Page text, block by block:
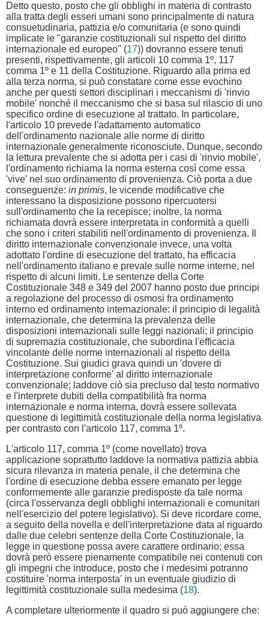
Detto questo, posto che gli obblighi in materia di contrasto
alla tratta degli esseri umani sono principalmente di natura
consuetudinaria, pattizia e/o comunitaria (e sono quindi
implicate le "garanzie costituzionali sul rispetto del diritto
internazionale ed europeo" (17)) dovranno essere tenuti
presenti, rispettivamente, gli articoli 10 comma 1º, 117
comma 1º e 11 della Costituzione. Riguardo alla prima ed
alla terza norma, si può constatare come esse evochino
anche per questi settori disciplinari i meccanismi di 'rinvio
mobile' nonché il meccanismo che si basa sul rilascio di uno
specifico ordine di esecuzione al trattato. In particolare,
l'articolo 10 prevede l'adattamento automatico
dell'ordinamento nazionale alle norme di diritto
internazionale generalmente riconosciute. Dunque, secondo
la lettura prevalente che si adotta per i casi di 'rinvio mobile',
l'ordinamento richiama la norma esterna così come essa
'vive' nel suo ordinamento di provenienza. Ciò porta a due
conseguenze: in primis, le vicende modificative che
interessano la disposizione possono ripercuotersi
sull'ordinamento che la recepisce; inoltre, la norma
richiamata dovrà essere interpretata in conformità a quelli
che sono i criteri stabiliti nell'ordinamento di provenienza. Il
diritto internazionale convenzionale invece, una volta
adottato l'ordine di esecuzione del trattato, ha efficacia
nell'ordinamento italiano e prevale sulle norme interne, nel
rispetto di alcuni limiti. Le sentenze della Corte
Costituzionale 348 e 349 del 2007 hanno posto due principi
a regolazione del processo di osmosi fra ordinamento
interno ed ordinamento internazionale: il principio di legalità
internazionale, che determina la prevalenza delle
disposizioni internazionali sulle leggi nazionali; il principio
di supremazia costituzionale, che subordina l'efficacia
vincolante delle norme internazionali al rispetto della
Costituzione. Sui giudici grava quindi un 'dovere di
interpretazione conforme' al diritto internazionale
convenzionale; laddove ciò sia precluso dal testo normativo
e l'interprete dubiti della compatibilità fra norma
internazionale e norma interna, dovrà essere sollevata
questione di legittimità costituzionale della norma legislativa
per contrasto con l'articolo 117, comma 1º.
L'articolo 117, comma 1º (come novellato) trova
applicazione soprattutto laddove la normativa pattizia abbia
sicura rilevanza in materia penale, il che determina che
l'ordine di esecuzione debba essere emanato per legge
conformemente alle garanzie predisposte da tale norma
(circa l'osservanza degli obblighi internazionali e comunitari
nell'esercizio del potere legislativo). Si deve ricordare come,
a seguito della novella e dell'interpretazione data al riguardo
dalle due celebri sentenze della Corte Costituzionale, la
legge in questione possa avere carattere ordinario; essa
dovrà però essere pienamente compatibile nei contenuti con
gli impegni che introduce, posto che i medesimi potranno
costituire 'norma interposta' in un eventuale giudizio di
legittimità costituzionale sulla medesima (18).
A completare ulteriormente il quadro si può aggiungere che: